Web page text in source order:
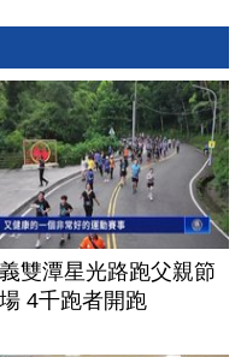
雙潭星光路跑父親節
4千跑者開跑